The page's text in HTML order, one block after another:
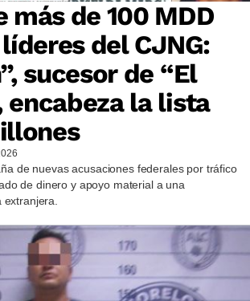
más de 100 MDD
del CJNG:
sucesor de “El
encabeza la lista
de nuevas acusaciones federales por tráfico
de dinero y apoyo material a una
extranjera.